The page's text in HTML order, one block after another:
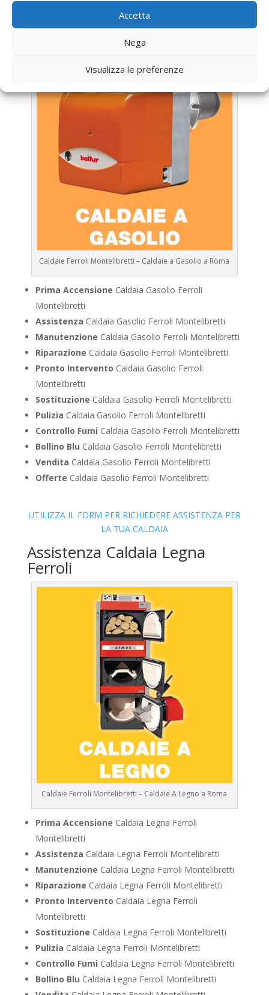
Accetta
Nega
Visualizza le preferenze
Assistenza Caldaia Gasolio
Ferroli
Caldaie Ferroli Montelibretti – Caldaie a Gasolio a Roma
Prima Accensione Caldaia Gasolio Ferroli
Montelibretti
Assistenza Caldaia Gasolio Ferroli Montelibretti
Manutenzione Caldaia Gasolio Ferroli Montelibretti
Riparazione Caldaia Gasolio Ferroli Montelibretti
Pronto Intervento Caldaia Gasolio Ferroli
Montelibretti
Sostituzione Caldaia Gasolio Ferroli Montelibretti
Pulizia Caldaia Gasolio Ferroli Montelibretti
Controllo Fumi Caldaia Gasolio Ferroli Montelibretti
Bollino Blu Caldaia Gasolio Ferroli Montelibretti
Vendita Caldaia Gasolio Ferroli Montelibretti
Offerte Caldaia Gasolio Ferroli Montelibretti
UTILIZZA IL FORM PER RICHIEDERE ASSISTENZA PER
LA TUA CALDAIA
Assistenza Caldaia Legna
Ferroli
Caldaie Ferroli Montelibretti – Caldaie A Legno a Roma
Prima Accensione Caldaia Legna Ferroli
Montelibretti
Assistenza Caldaia Legna Ferroli Montelibretti
Manutenzione Caldaia Legna Ferroli Montelibretti
Riparazione Caldaia Legna Ferroli Montelibretti
Pronto Intervento Caldaia Legna Ferroli
Montelibretti
Sostituzione Caldaia Legna Ferroli Montelibretti
Pulizia Caldaia Legna Ferroli Montelibretti
Controllo Fumi Caldaia Legna Ferroli Montelibretti
Bollino Blu Caldaia Legna Ferroli Montelibretti